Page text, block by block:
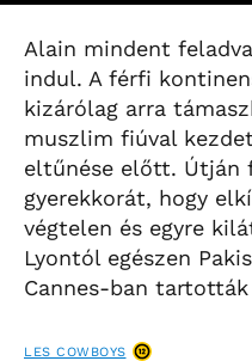
Alain mindent
indul. A férfi
kizárólag arra
muszlim fiúval
eltűnése előtt. Útján
gyerekkorát, hogy
végtelen és egyre
Lyontól egészen
Cannes-ban
LES COWBOYS